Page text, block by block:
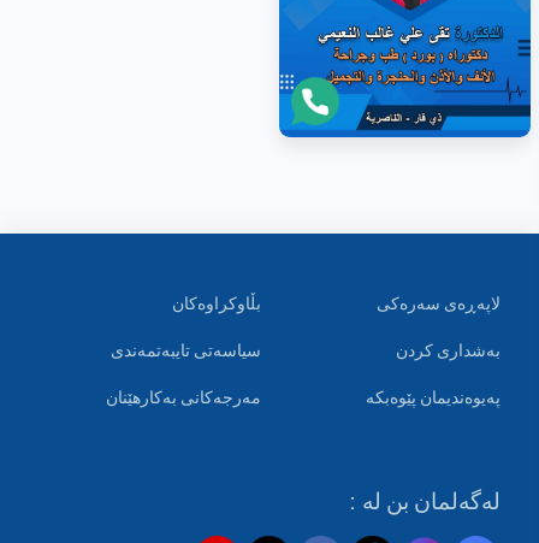
لاپەڕەی سەرەکی
بەشداری کردن
پەیوەندیمان پێوەبکە
بڵاوکراوەکان
سیاسەتی تایبەتمەندی
مەرجەکانی بەکارهێنان
لەگەلمان بن لە :